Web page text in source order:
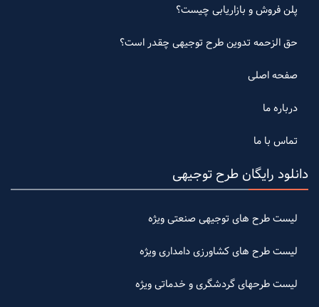
پلن فروش و بازاریابی چیست؟
حق الزحمه تدوین طرح توجیهی چقدر است؟
صفحه اصلی
درباره ما
تماس با ما
دانلود رایگان طرح توجیهی
لیست طرح های توجیهی صنعتی ویژه
لیست طرح های کشاورزی دامداری ویژه
لیست طرحهای گردشگری و خدماتی ویژه